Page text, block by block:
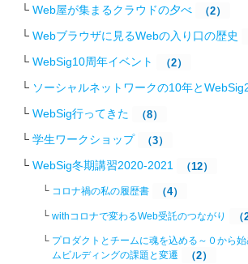
Web屋が集まるクラウドの夕べ （2）
Webブラウザに見るWebの入り口の歴史
WebSig10周年イベント （2）
ソーシャルネットワークの10年と
WebSig行ってきた （8）
学生ワークショップ （3）
WebSig冬期講習2020-2021 （12）
コロナ禍の私の履歴書 （4）
withコロナで変わるWeb受託のつながり （
プロダクトとチームに魂を込める～０から
ムビルディングの課題と変遷
（2）